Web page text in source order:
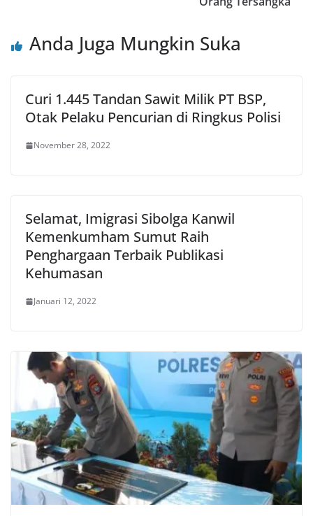
Anda Juga Mungkin Suka
Curi 1.445 Tandan Sawit Milik PT BSP,
Otak Pelaku Pencurian di Ringkus Polisi
November 28, 2022
Selamat, Imigrasi Sibolga Kanwil
Kemenkumham Sumut Raih
Penghargaan Terbaik Publikasi
Kehumasan
Januari 12, 2022